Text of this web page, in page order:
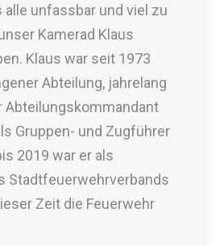
unfassbar und viel zu
Kamerad Klaus
Klaus war seit 1973
Abteilung, jahrelang
Abteilungskommandant
Gruppen- und Zugführer
2019 war er als
Stadtfeuerwehrverbands
Zeit die Feuerwehr